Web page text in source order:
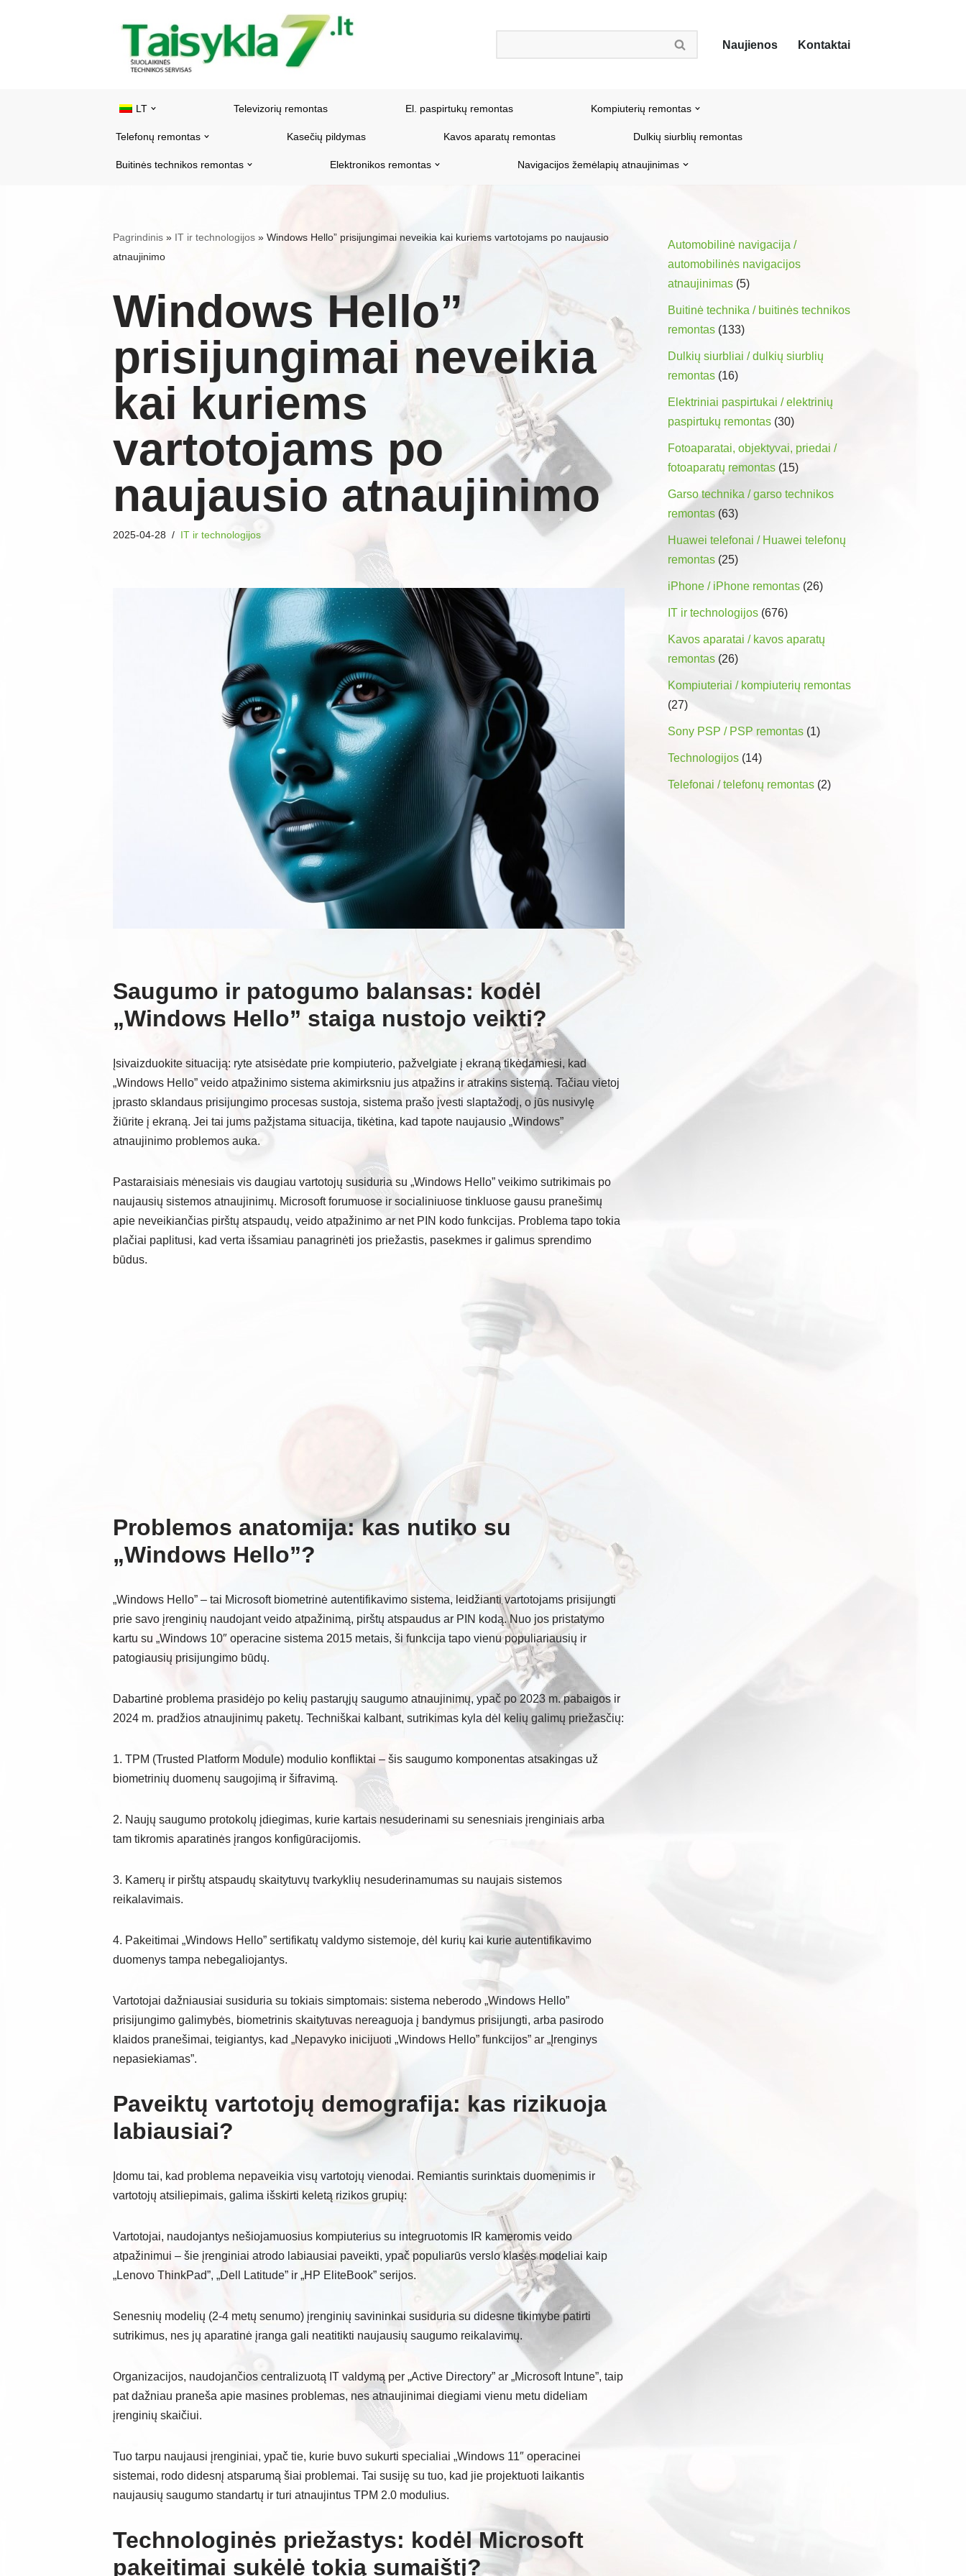
Naujienos Kontaktai
LT Televizorių remontas El. paspirtukų remontas Kompiuterių remontas
Telefonų remontas Kasečių pildymas Kavos aparatų remontas Dulkių siurblių remontas
Buitinės technikos remontas Elektronikos remontas Navigacijos žemėlapių atnaujinimas
Pagrindinis » IT ir technologijos » Windows Hello” prisijungimai neveikia kai kuriems vartotojams po naujausio
atnaujinimo
Windows Hello”
prisijungimai neveikia
kai kuriems
vartotojams po
naujausio atnaujinimo
2025-04-28 IT ir technologijos
Saugumo ir patogumo balansas: kodėl
„Windows Hello” staiga nustojo veikti?
Įsivaizduokite situaciją: ryte atsisėdate prie kompiuterio, pažvelgiate į ekraną tikėdamiesi, kad
„Windows Hello” veido atpažinimo sistema akimirksniu jus atpažins ir atrakins sistemą. Tačiau vietoj
įprasto sklandaus prisijungimo procesas sustoja, sistema prašo įvesti slaptažodį, o jūs nusivylę
žiūrite į ekraną. Jei tai jums pažįstama situacija, tikėtina, kad tapote naujausio „Windows”
atnaujinimo problemos auka.
Pastaraisiais mėnesiais vis daugiau vartotojų susiduria su „Windows Hello” veikimo sutrikimais po
naujausių sistemos atnaujinimų. Microsoft forumuose ir socialiniuose tinkluose gausu pranešimų
apie neveikiančias pirštų atspaudų, veido atpažinimo ar net PIN kodo funkcijas. Problema tapo tokia
plačiai paplitusi, kad verta išsamiau panagrinėti jos priežastis, pasekmes ir galimus sprendimo
būdus.
Problemos anatomija: kas nutiko su
„Windows Hello”?
„Windows Hello” – tai Microsoft biometrinė autentifikavimo sistema, leidžianti vartotojams prisijungti
prie savo įrenginių naudojant veido atpažinimą, pirštų atspaudus ar PIN kodą. Nuo jos pristatymo
kartu su „Windows 10″ operacine sistema 2015 metais, ši funkcija tapo vienu populiariausių ir
patogiausių prisijungimo būdų.
Dabartinė problema prasidėjo po kelių pastarųjų saugumo atnaujinimų, ypač po 2023 m. pabaigos ir
2024 m. pradžios atnaujinimų paketų. Techniškai kalbant, sutrikimas kyla dėl kelių galimų priežasčių:
1. TPM (Trusted Platform Module) modulio konfliktai – šis saugumo komponentas atsakingas už
biometrinių duomenų saugojimą ir šifravimą.
2. Naujų saugumo protokolų įdiegimas, kurie kartais nesuderinami su senesniais įrenginiais arba
tam tikromis aparatinės įrangos konfigūracijomis.
3. Kamerų ir pirštų atspaudų skaitytuvų tvarkyklių nesuderinamumas su naujais sistemos
reikalavimais.
4. Pakeitimai „Windows Hello” sertifikatų valdymo sistemoje, dėl kurių kai kurie autentifikavimo
duomenys tampa nebegaliojantys.
Vartotojai dažniausiai susiduria su tokiais simptomais: sistema neberodo „Windows Hello”
prisijungimo galimybės, biometrinis skaitytuvas nereaguoja į bandymus prisijungti, arba pasirodo
klaidos pranešimai, teigiantys, kad „Nepavyko inicijuoti „Windows Hello” funkcijos” ar „Įrenginys
nepasiekiamas”.
Paveiktų vartotojų demografija: kas rizikuoja
labiausiai?
Įdomu tai, kad problema nepaveikia visų vartotojų vienodai. Remiantis surinktais duomenimis ir
vartotojų atsiliepimais, galima išskirti keletą rizikos grupių:
Vartotojai, naudojantys nešiojamuosius kompiuterius su integruotomis IR kameromis veido
atpažinimui – šie įrenginiai atrodo labiausiai paveikti, ypač populiarūs verslo klasės modeliai kaip
„Lenovo ThinkPad”, „Dell Latitude” ir „HP EliteBook” serijos.
Senesnių modelių (2-4 metų senumo) įrenginių savininkai susiduria su didesne tikimybe patirti
sutrikimus, nes jų aparatinė įranga gali neatitikti naujausių saugumo reikalavimų.
Organizacijos, naudojančios centralizuotą IT valdymą per „Active Directory” ar „Microsoft Intune”, taip
pat dažniau praneša apie masines problemas, nes atnaujinimai diegiami vienu metu dideliam
įrenginių skaičiui.
Tuo tarpu naujausi įrenginiai, ypač tie, kurie buvo sukurti specialiai „Windows 11″ operacinei
sistemai, rodo didesnį atsparumą šiai problemai. Tai susiję su tuo, kad jie projektuoti laikantis
naujausių saugumo standartų ir turi atnaujintus TPM 2.0 modulius.
Technologinės priežastys: kodėl Microsoft
pakeitimai sukėlė tokią sumaištį?
Automobilinė navigacija /
automobilinės navigacijos
atnaujinimas (5)
Buitinė technika / buitinės technikos
remontas (133)
Dulkių siurbliai / dulkių siurblių
remontas (16)
Elektriniai paspirtukai / elektrinių
paspirtukų remontas (30)
Fotoaparatai, objektyvai, priedai /
fotoaparatų remontas (15)
Garso technika / garso technikos
remontas (63)
Huawei telefonai / Huawei telefonų
remontas (25)
iPhone / iPhone remontas (26)
IT ir technologijos (676)
Kavos aparatai / kavos aparatų
remontas (26)
Kompiuteriai / kompiuterių remontas
(27)
Sony PSP / PSP remontas (1)
Technologijos (14)
Telefonai / telefonų remontas (2)